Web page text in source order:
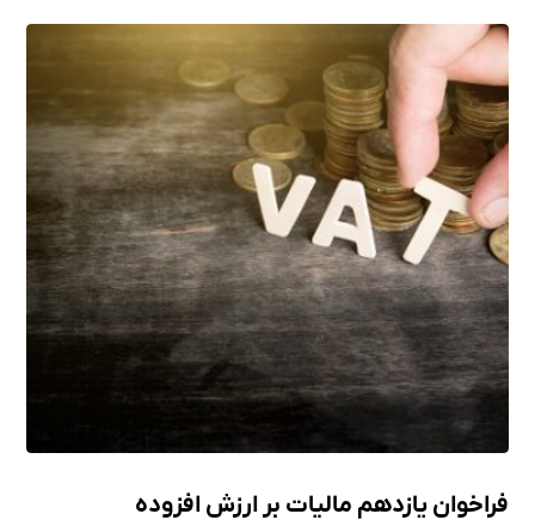
فراخوان یازدهم مالیات بر ارزش افزوده